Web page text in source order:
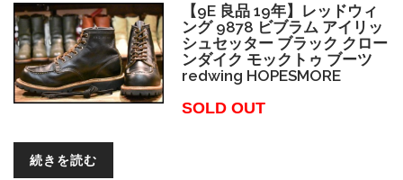
【9E 良品 19年】レッドウィ
ング 9878 ビブラム アイリッ
シュセッター ブラック クロー
ンダイク モックトゥ ブーツ
redwing HOPESMORE
SOLD OUT
続きを読む